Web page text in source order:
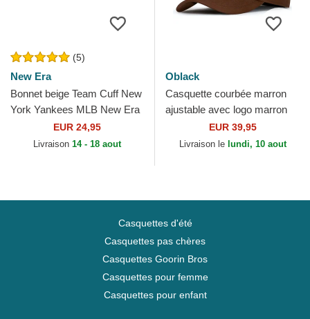
(5)
New Era
Bonnet beige Team Cuff New
York Yankees MLB New Era
EUR 24,95
Livraison 14 - 18 aout
Oblack
Casquette courbée marron
ajustable avec logo marron
Baseball Peach OBL061
Oblack
EUR 39,95
Livraison le lundi, 10 aout
Casquettes d'été
Casquettes pas chères
Casquettes Goorin Bros
Casquettes pour femme
Casquettes pour enfant